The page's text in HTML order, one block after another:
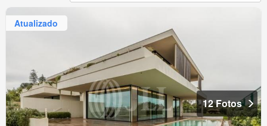
Atualizado
12 Fotos